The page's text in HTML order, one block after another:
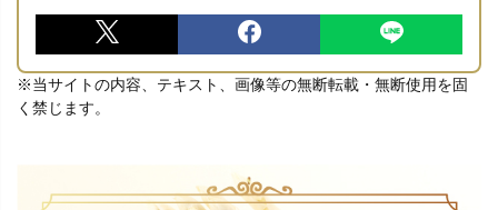
※当サイトの内容、テキスト、画像等の無断転載・無断使用を固
く禁じます。